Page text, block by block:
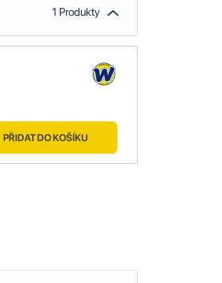
1 Produkty
PŘIDAT DO KOŠÍKU